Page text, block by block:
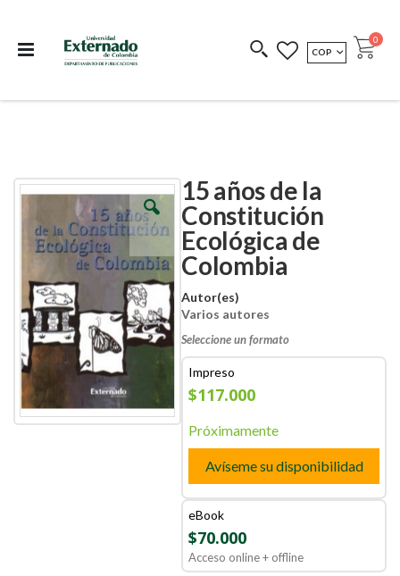
COEDICIONES REDIMIR CÓDIGO
MONEDA
COP Cart
0
15 años de la
Constitución
Ecológica de
Colombia
Autor(es)
Varios autores
Seleccione un formato
Impreso
$117.000
Próximamente
Avíseme su disponibilidad
eBook
$70.000
Acceso online + offline
Skip
images
gallery
Skip
beginning
images
gallery